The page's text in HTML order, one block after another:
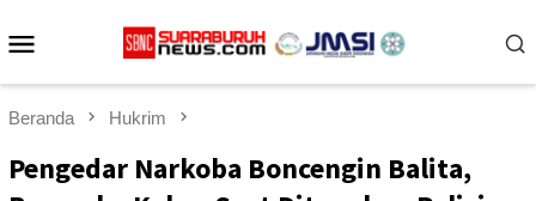
ke
Beranda Hukrim
Pengedar Narkoba Boncengin Balita,